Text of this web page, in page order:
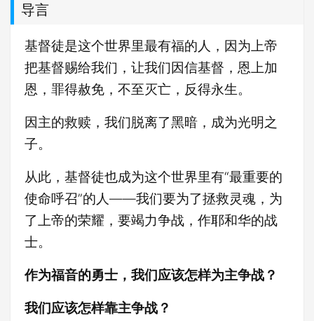
导言
基督徒是这个世界里最有福的人，因为上帝
把基督赐给我们，让我们因信基督，恩上加
恩，罪得赦免，不至灭亡，反得永生。
因主的救赎，我们脱离了黑暗，成为光明之
子。
从此，基督徒也成为这个世界里有“最重要的
使命呼召”的人——我们要为了拯救灵魂，为
了上帝的荣耀，要竭力争战，作耶和华的战
士。
作为福音的勇士，我们应该怎样为主争战？
我们应该怎样靠主争战？